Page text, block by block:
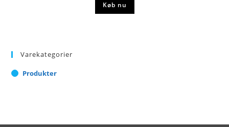
Køb nu
Varekategorier
Produkter